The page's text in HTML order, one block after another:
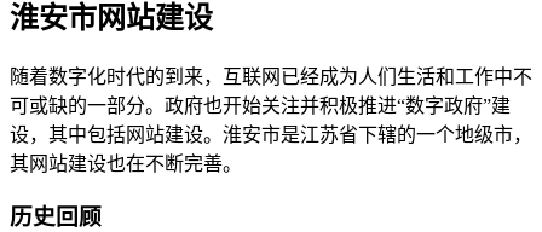
淮安市网站建设
随着数字化时代的到来，互联网已经成为人们生活和工作中不
可或缺的一部分。政府也开始关注并积极推进“数字政府”建
设，其中包括网站建设。淮安市是江苏省下辖的一个地级市，
其网站建设也在不断完善。
历史回顾